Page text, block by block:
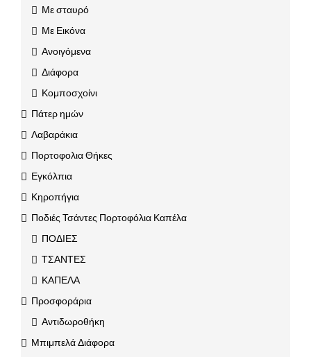
Με σταυρό
Με Εικόνα
Ανοιγόμενα
Διάφορα
Κομποσχοίνι
Πάτερ ημών
Λαβαράκια
Πορτοφολια Θήκες
Εγκόλπια
Κηροπήγια
Ποδιές Τσάντες Πορτοφόλια Καπέλα
ΠΟΔΙΕΣ
ΤΣΑΝΤΕΣ
ΚΑΠΕΛΑ
Προσφοράρια
Αντιδωροθήκη
Μπιμπελά Διάφορα